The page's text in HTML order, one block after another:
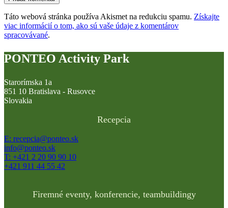
Táto webová stránka používa Akismet na redukciu spamu. Získajte
viac informácií o tom, ako sú vaše údaje z komentárov
spracovávané.
PONTEO Activity Park
Starorímska 1a
851 10 Bratislava - Rusovce
Slovakia
Recepcia
E: recepcia@ponteo.sk
info@ponteo.sk
T: +421 2 20 90 90 10
+421 911 44 55 42
Firemné eventy, konferencie, teambuildingy